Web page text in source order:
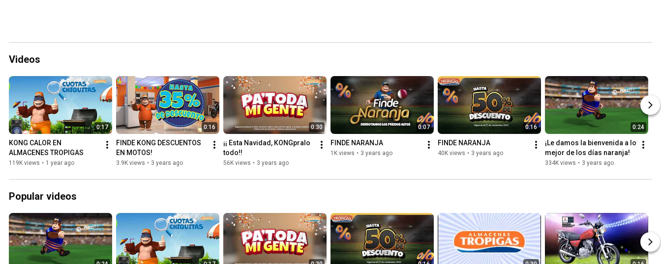
Videos
0:17
KONG CALOR EN
ALMACENES TROPIGAS
119K views • 1 year ago
0:16
FINDE KONG DESCUENTOS
EN MOTOS!
3.9K views • 3 years ago
0:30
¡¡ Esta Navidad, KONGpralo
todo!!
56K views • 3 years ago
0:07
FINDE NARANJA
1K views • 3 years ago
0:16
FINDE NARANJA
40K views • 3 years ago
0:24
¡Le damos la bienvenida a lo
mejor de los días naranja!
334K views • 3 years ago
Popular videos